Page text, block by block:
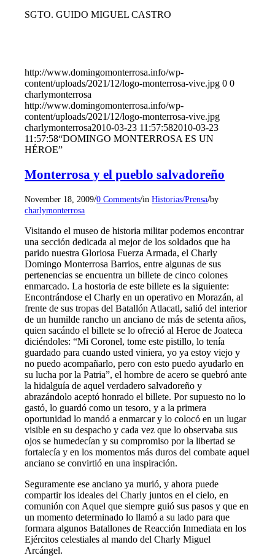
SGTO. GUIDO MIGUEL CASTRO
http://www.domingomonterrosa.info/wp-
content/uploads/2021/12/logo-monterrosa-vive.jpg 0 0
charlymonterrosa
http://www.domingomonterrosa.info/wp-
content/uploads/2021/12/logo-monterrosa-vive.jpg
charlymonterrosa2010-03-23 11:57:582010-03-23
11:57:58“DOMINGO MONTERROSA ES UN
HÉROE”
Monterrosa y el pueblo salvadoreño
November 18, 2009/0 Comments/inHistorias/Prensa/by
charlymonterrosa
Visitando el museo de historia militar podemos encontrar
una sección dedicada al mejor de los soldados que ha
parido nuestra Gloriosa Fuerza Armada, el Charly
Domingo Monterrosa Barrios, entre algunas de sus
pertenencias se encuentra un billete de cinco colones
enmarcado. La hostoria de este billete es la siguiente:
Encontrándose el Charly en un operativo en Morazán, al
frente de sus tropas del Batallón Atlacatl, salió del interior
de un humilde rancho un anciano de más de setenta años,
quien sacándo el billete se lo ofreció al Heroe de Joateca
diciéndoles: “Mi Coronel, tome este pistillo, lo tenía
guardado para cuando usted viniera, yo ya estoy viejo y
no puedo acompañarlo, pero con esto puedo ayudarlo en
su lucha por la Patria”, el hombre de acero se quebró ante
la hidalguía de aquel verdadero salvadoreño y
abrazándolo aceptó honrado el billete. Por supuesto no lo
gastó, lo guardó como un tesoro, y a la primera
oportunidad lo mandó a enmarcar y lo colocó en un lugar
visible en su despacho y cada vez que lo observaba sus
ojos se humedecían y su compromiso por la libertad se
fortalecía y en los momentos más duros del combate aquel
anciano se convirtió en una inspiración.
Seguramente ese anciano ya murió, y ahora puede
compartir los ideales del Charly juntos en el cielo, en
comunión con Aquel que siempre guió sus pasos y que en
un momento determinado lo llamó a su lado para que
formara algunos Batallones de Reacción Inmediata en los
Ejércitos celestiales al mando del Charly Miguel
Arcángel.